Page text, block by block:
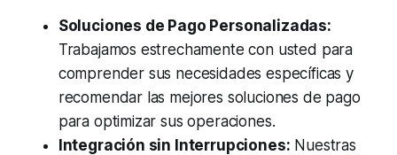
Soluciones de Pago Personalizadas:
Trabajamos estrechamente con usted para
comprender sus necesidades específicas y
recomendar las mejores soluciones de pago
para optimizar sus operaciones.
Integración sin Interrupciones: Nuestras